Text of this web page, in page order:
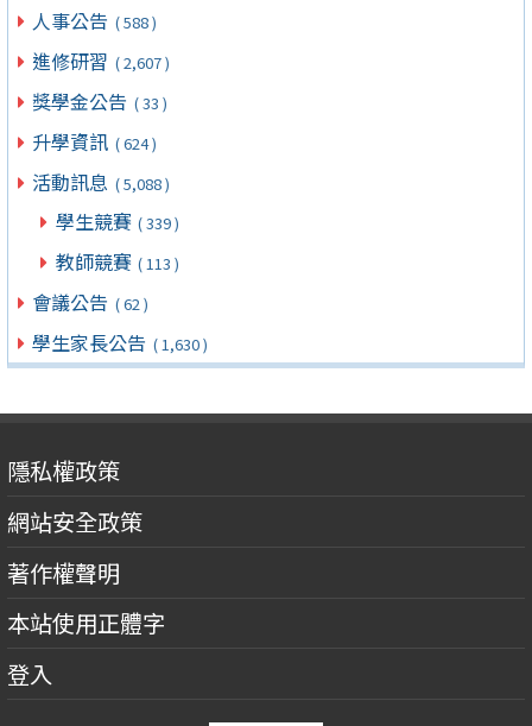
人事公告 ( 588 )
進修研習 ( 2,607 )
獎學金公告 ( 33 )
升學資訊 ( 624 )
活動訊息 ( 5,088 )
學生競賽 ( 339 )
教師競賽 ( 113 )
會議公告 ( 62 )
學生家長公告 ( 1,630 )
隱私權政策
網站安全政策
著作權聲明
本站使用正體字
登入